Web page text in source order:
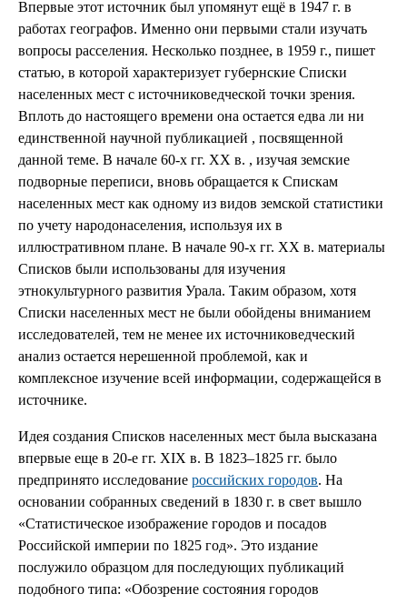
Впервые этот источник был упомянут ещё в 1947 г. в
работах географов. Именно они первыми стали изучать
вопросы расселения. Несколько позднее, в 1959 г., пишет
статью, в которой характеризует губернские Списки
населенных мест с источниковедческой точки зрения.
Вплоть до настоящего времени она остается едва ли ни
единственной научной публикацией , посвященной
данной теме. В начале 60-х гг. XX в. , изучая земские
подворные переписи, вновь обращается к Спискам
населенных мест как одному из видов земской статистики
по учету народонаселения, используя их в
иллюстративном плане. В начале 90-х гг. XX в. материалы
Списков были использованы для изучения
этнокультурного развития Урала. Таким образом, хотя
Списки населенных мест не были обойдены вниманием
исследователей, тем не менее их источниковедческий
анализ остается нерешенной проблемой, как и
комплексное изучение всей информации, содержащейся в
источнике.
Идея создания Списков населенных мест была высказана
впервые еще в 20-е гг. XIX в. В 1823–1825 гг. было
предпринято исследование российских городов. На
основании собранных сведений в 1830 г. в свет вышло
«Статистическое изображение городов и посадов
Российской империи по 1825 год». Это издание
послужило образцом для последующих публикаций
подобного типа: «Обозрение состояния городов